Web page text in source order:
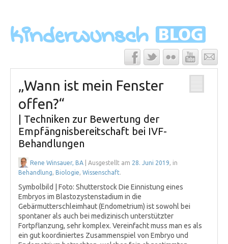
„Wann ist mein Fenster
offen?“
| Techniken zur Bewertung der
Empfängnisbereitschaft bei IVF-
Behandlungen
Rene Winsauer, BA | Ausgestellt am 28. Juni 2019, in
Behandlung, Biologie, Wissenschaft.
Symbolbild | Foto: Shutterstock Die Einnistung eines
Embryos im Blastozystenstadium in die
Gebärmutterschleimhaut (Endometrium) ist sowohl bei
spontaner als auch bei medizinisch unterstützter
Fortpflanzung, sehr komplex. Vereinfacht muss man es als
ein gut koordiniertes Zusammenspiel von Embryo und